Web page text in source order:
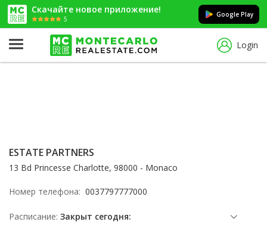
Скачайте новое приложение!
5
Google Play
Login
ESTATE PARTNERS
13 Bd Princesse Charlotte, 98000 - Monaco
Номер телефона: 0037797777000
Расписание: Закрыт сегодня: